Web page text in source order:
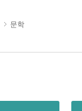
문학